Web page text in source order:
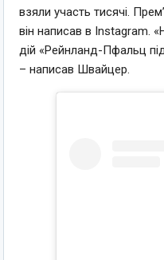
взяли участь тисячі.
він написав в Instagram.
дій «Рейнланд-Пфальц
– написав Швайцер.